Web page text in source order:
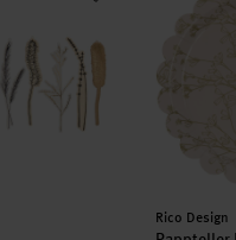
Hersteller:
Rico Design